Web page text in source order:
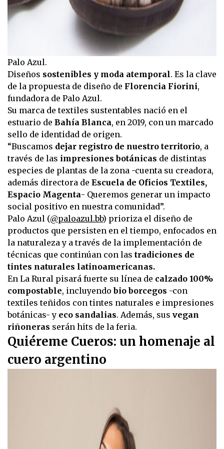
Palo Azul.
Diseños sostenibles y moda atemporal. Es la clave
de la propuesta de diseño de Florencia Fiorini,
fundadora de Palo Azul.
Su marca de textiles sustentables nació en el
estuario de Bahía Blanca, en 2019, con un marcado
sello de identidad de origen.
“Buscamos dejar registro de nuestro territorio, a
través de las impresiones botánicas de distintas
especies de plantas de la zona -cuenta su creadora,
además directora de Escuela de Oficios Textiles,
Espacio Magenta- Queremos generar un impacto
social positivo en nuestra comunidad”.
Palo Azul (@paloazul.bb) prioriza el diseño de
productos que persisten en el tiempo, enfocados en
la naturaleza y a través de la implementación de
técnicas que continúan con las tradiciones de
tintes naturales latinoamericanas.
En La Rural pisará fuerte su línea de calzado 100%
compostable, incluyendobio borcegos -con
textiles teñidos con tintes naturales e impresiones
botánicas- y eco sandalias. Además, sus vegan
riñoneras serán hits de la feria.
Quiéreme Cueros: un homenaje al
cuero argentino